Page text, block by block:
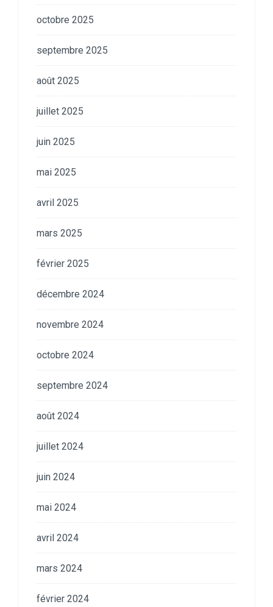
octobre 2025
septembre 2025
août 2025
juillet 2025
juin 2025
mai 2025
avril 2025
mars 2025
février 2025
décembre 2024
novembre 2024
octobre 2024
septembre 2024
août 2024
juillet 2024
juin 2024
mai 2024
avril 2024
mars 2024
février 2024